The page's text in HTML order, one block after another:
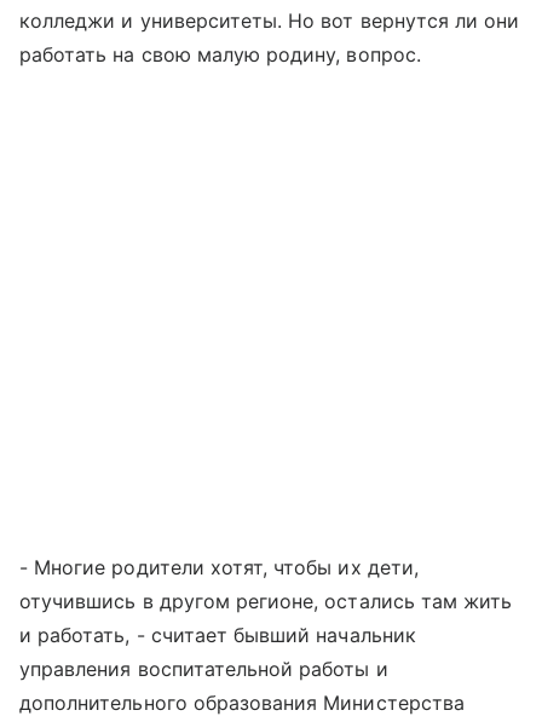
колледжи и университеты. Но вот вернутся ли они
работать на свою малую родину, вопрос.
- Многие родители хотят, чтобы их дети,
отучившись в другом регионе, остались там жить
и работать, - считает бывший начальник
управления воспитательной работы и
дополнительного образования Министерства